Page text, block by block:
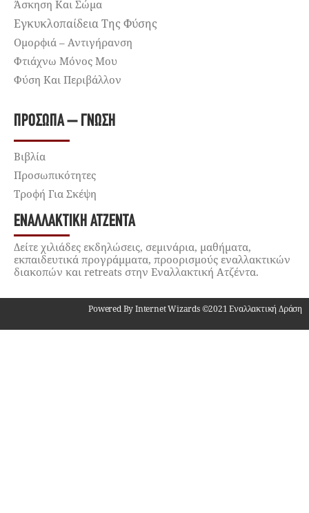
Άσκηση Και Σώμα
Εγκυκλοπαίδεια Της Φύσης
Ομορφιά – Αντιγήρανση
Φτιάχνω Μόνος Μου
Φύση Και Περιβάλλον
ΠΡΌΣΩΠΑ – ΓΝΏΣΗ
Βιβλία
Προσωπικότητες
Τροφή Για Σκέψη
ΕΝΑΛΛΑΚΤΙΚΉ ΑΤΖΈΝΤΑ
Δείτε χιλιάδες εκδηλώσεις, σεμινάρια, μαθήματα,
εκπαιδευτικά προγράμματα, προορισμούς εναλλακτικών
διακοπών και retreats στην Εναλλακτική Ατζέντα.
Powered By Internet Wizards ©2021 Εναλλακτική Δράση